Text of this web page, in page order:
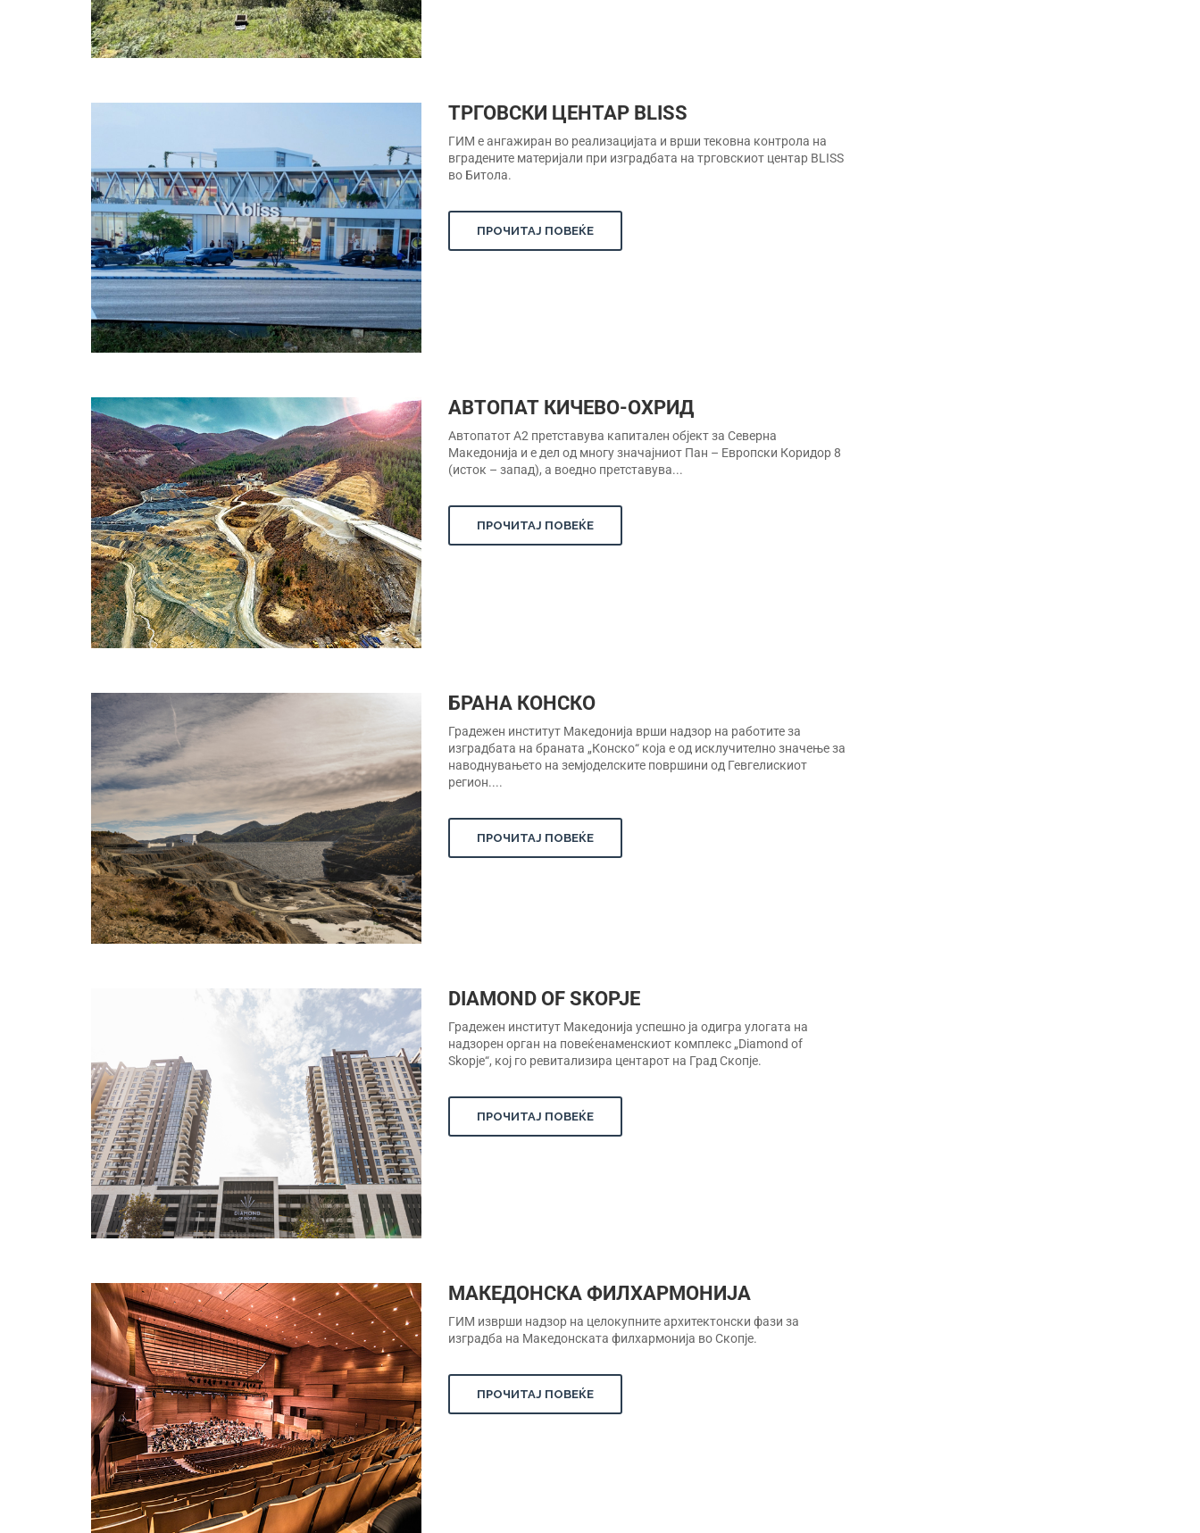
ТРГОВСКИ ЦЕНТАР BLISS
ГИМ е ангажиран во реализацијата и врши тековна контрола на
вградените материјали при изградбата на трговскиот центар BLISS
во Битола.
ПРОЧИТАЈ ПОВЕЌЕ
АВТОПАТ КИЧЕВО-ОХРИД
Автопатот А2 претставува капитален објект за Северна
Македонија и е дел од многу значајниот Пан – Европски Коридор 8
(исток – запад), а воедно претставува...
ПРОЧИТАЈ ПОВЕЌЕ
БРАНА КОНСКО
Градежен институт Македонија врши надзор на работите за
изградбата на браната „Конско“ која е од исклучително значење за
наводнувањето на земјоделските површини од Гевгелискиот
регион....
ПРОЧИТАЈ ПОВЕЌЕ
DIAMOND OF SKOPJE
Градежен институт Македонија успешно ја одигра улогата на
надзорен орган на повеќенаменскиот комплекс „Diamond of
Skopje“, кој го ревитализира центарот на Град Скопје.
ПРОЧИТАЈ ПОВЕЌЕ
МАКЕДОНСКА ФИЛХАРМОНИЈА
ГИМ изврши надзор на целокупните архитектонски фази за
изградба на Македонската филхармонија во Скопје.
ПРОЧИТАЈ ПОВЕЌЕ